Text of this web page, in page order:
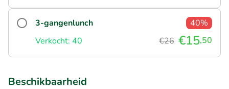
3-gangenlunch
40%
Verkocht: 40
€26 €15,50
Beschikbaarheid